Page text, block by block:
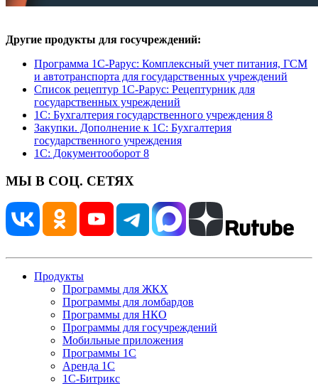
Другие продукты для госучреждений:
Программа 1С-Рарус: Комплексный учет питания, ГСМ
и автотранспорта для государственных учреждений
Список рецептур 1С-Рарус: Рецептурник для
государственных учреждений
1С: Бухгалтерия государственного учреждения 8
Закупки. Дополнение к 1С: Бухгалтерия
государственного учреждения
1С: Документооборот 8
МЫ В СОЦ. СЕТЯХ
Продукты
Программы для ЖКХ
Программы для ломбардов
Программы для НКО
Программы для госучреждений
Мобильные приложения
Программы 1С
Аренда 1С
1С-Битрикс